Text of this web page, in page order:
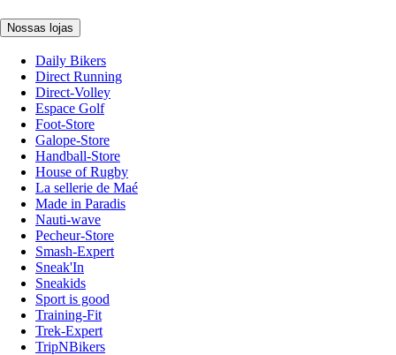
Nossas lojas
Daily Bikers
Direct Running
Direct-Volley
Espace Golf
Foot-Store
Galope-Store
Handball-Store
House of Rugby
La sellerie de Maé
Made in Paradis
Nauti-wave
Pecheur-Store
Smash-Expert
Sneak'In
Sneakids
Sport is good
Training-Fit
Trek-Expert
TripNBikers